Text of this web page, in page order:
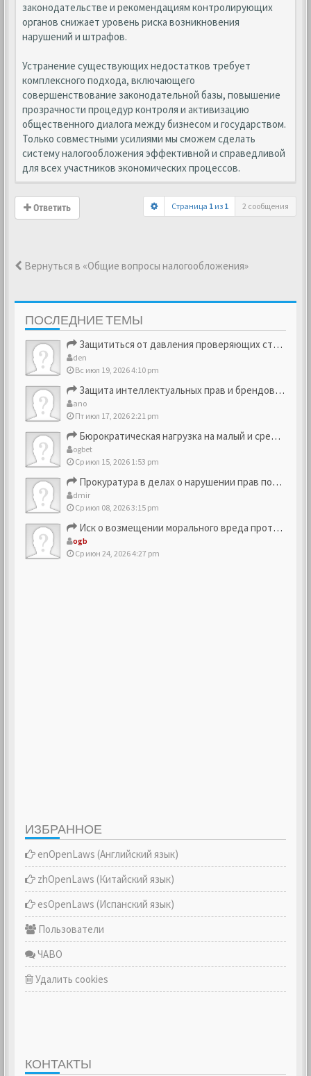
законодательстве и рекомендациям контролирующих
органов снижает уровень риска возникновения
нарушений и штрафов.
Устранение существующих недостатков требует
комплексного подхода, включающего
совершенствование законодательной базы, повышение
прозрачности процедур контроля и активизацию
общественного диалога между бизнесом и государством.
Только совместными усилиями мы сможем сделать
систему налогообложения эффективной и справедливой
для всех участников экономических процессов.
Ответить Страница 1 из 1 2 сообщения
Вернуться в «Общие вопросы налогообложения»
ПОСЛЕДНИЕ ТЕМЫ
Защититься от давления проверяющих структур
den
Вс июл 19, 2026 4:10 pm
Защита интеллектуальных прав и брендовых активов
ano
Пт июл 17, 2026 2:21 pm
Бюрократическая нагрузка на малый и средний бизнес
ogbet
Ср июл 15, 2026 1:53 pm
Прокуратура в делах о нарушении прав потребителей
dmir
Ср июл 08, 2026 3:15 pm
Иск о возмещении морального вреда против компании
ogb
Ср июн 24, 2026 4:27 pm
ИЗБРАННОЕ
enOpenLaws (Английский язык)
zhOpenLaws (Китайский язык)
esOpenLaws (Испанский язык)
Пользователи
ЧАВО
Удалить cookies
КОНТАКТЫ